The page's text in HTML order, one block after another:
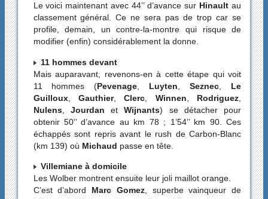
Le voici maintenant avec 44’’ d’avance sur Hinault au
classement général. Ce ne sera pas de trop car se
profile, demain, un contre-la-montre qui risque de
modifier (enfin) considérablement la donne.
11 hommes devant
Mais auparavant, revenons-en à cette étape qui voit
11 hommes (Pevenage Luyten ,Seznec
Le
Guilloux, Gauthier,Clerc Winnen Rodriguez
Nulens, Jourdan et Wijnants) se détacher pour
obtenir 50’’ d’avance au km 78 ; 1’54’’ km 90. Ces
échappés sont repris avant le rush de Carbon-Blanc
(km 139) où Michaud passe en tête.
Villemiane à domicile
Les Wolber montrent ensuite leur joli maillot orange.
C’est d’abord Marc Gomez, superbe vainqueur de